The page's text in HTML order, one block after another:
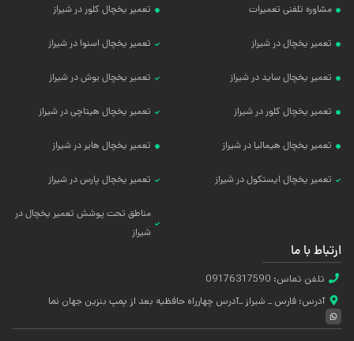
مشاوره تلفنی تعمیرات
تعمیر یخچال در شیراز
تعمیر یخچال ساید در شیراز
تعمیر یخچال کلور در شیراز
تعمیر یخچال هیمالیا در شیراز
تعمیر یخچال ایستکول در شیراز
تعمیر یخچال کلور در شیراز
تعمیر یخچال اسنوا در شیراز
تعمیر یخچال بوش در شیراز
تعمیر یخچال هیتاچی در شیراز
تعمیر یخچال هایر در شیراز
تعمیر یخچال پارس در شیراز
مناطق تحت پوشش تعمیر یخچال در
شیراز
ارتباط با ما
تلفن تماس: 09176317590
آدرس: فارس _ شیراز _آدرس چهارراه حافظیه بعد از پمپ بنزین جهان نما